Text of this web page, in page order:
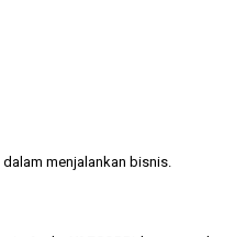
menjalankan bisnis.